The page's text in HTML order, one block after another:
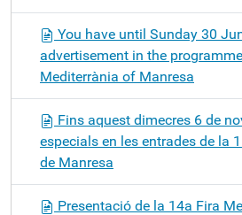
You have until Sunday 30
advertisement in the
Mediterrània of Manresa
Fins aquest dimecres 6 de
especials en les entrades de la
de Manresa
Presentació de la 14a Fira